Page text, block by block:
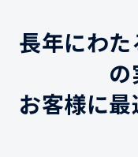
長年にわ
お客様に